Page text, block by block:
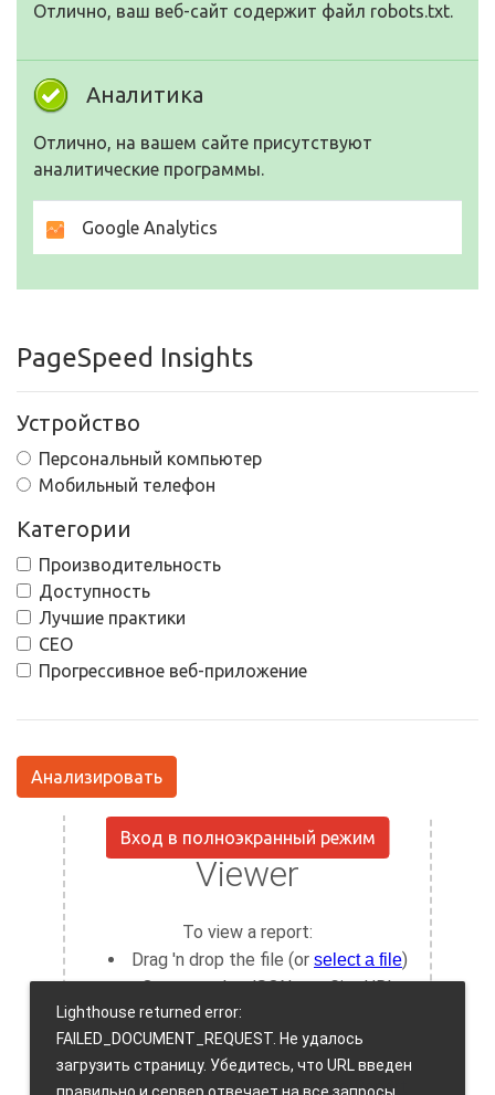
Отлично, ваш веб-сайт содержит файл robots.txt.
Аналитика
Отлично, на вашем сайте присутствуют
аналитические программы.
Google Analytics
PageSpeed Insights
Устройство
Персональный компьютер
Мобильный телефон
Категории
Производительность
Доступность
Лучшие практики
СЕО
Прогрессивное веб-приложение
Анализировать
Вход в полноэкранный режим